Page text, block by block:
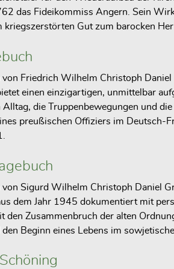
das Fideikommiss Angern. Sein
kriegszerstörten Gut zum barocken
von Friedrich Wilhelm Christoph Daniel
einen einzigartigen, unmittelbar
Alltag, die Truppenbewegungen und
preußischen Offiziers im Deutsch-
von Sigurd Wilhelm Christoph Daniel
dem Jahr 1945 dokumentiert mit
den Zusammenbruch der alten
Beginn eines Lebens im